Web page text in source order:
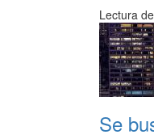
Lectura
Se